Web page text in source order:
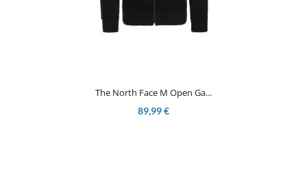
The North Face M Open Ga...
89,99 €